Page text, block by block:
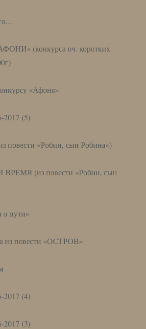
(конкурса оч. коротких
«Афоня»
2017 (5)
«Робин, сын Робина»)
(из повести «Робин, сын
о пути»
из повести «ОСТРОВ»
2017 (4)
2017 (3)